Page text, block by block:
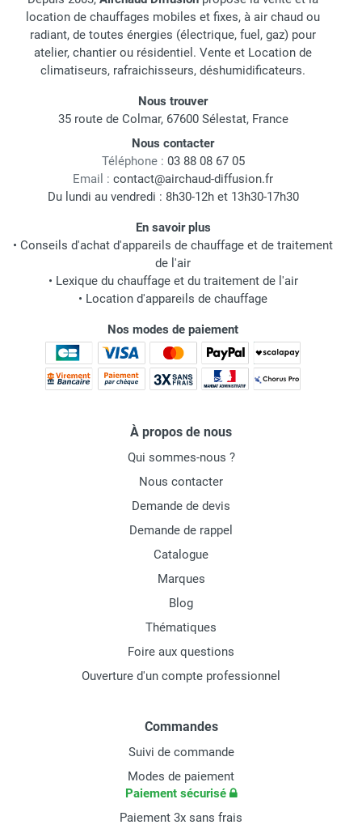
location de chauffages mobiles et fixes, à air chaud ou
radiant, de toutes énergies (électrique, fuel, gaz) pour
atelier, chantier ou résidentiel. Vente et Location de
climatiseurs, rafraichisseurs, déshumidificateurs.
Nous trouver
35 route de Colmar, 67600 Sélestat, France
Nous contacter
Téléphone : 03 88 08 67 05
Email : contact@airchaud-diffusion.fr
Du lundi au vendredi : 8h30-12h et 13h30-17h30
En savoir plus
• Conseils d'achat d'appareils de chauffage et de traitement
de l'air
• Lexique du chauffage et du traitement de l'air
• Location d'appareils de chauffage
Nos modes de paiement
À propos de nous
Qui sommes-nous ?
Nous contacter
Demande de devis
Demande de rappel
Catalogue
Marques
Blog
Thématiques
Foire aux questions
Ouverture d'un compte professionnel
Commandes
Suivi de commande
Modes de paiement
Paiement sécurisé
Paiement 3x sans frais